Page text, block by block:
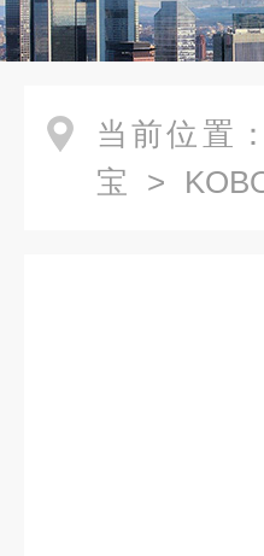
当前位置：
宝 >